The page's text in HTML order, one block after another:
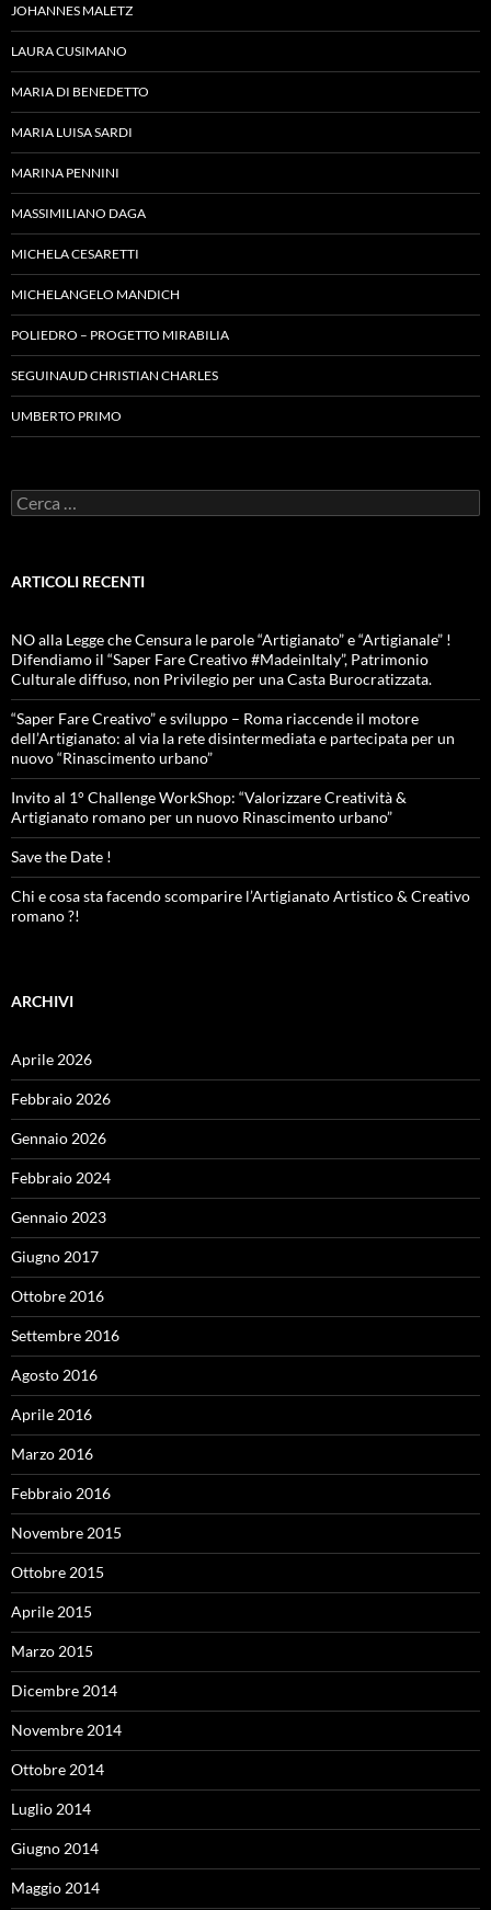
JOHANNES MALETZ
LAURA CUSIMANO
MARIA DI BENEDETTO
MARIA LUISA SARDI
MARINA PENNINI
MASSIMILIANO DAGA
MICHELA CESARETTI
MICHELANGELO MANDICH
POLIEDRO – PROGETTO MIRABILIA
SEGUINAUD CHRISTIAN CHARLES
UMBERTO PRIMO
Ricerca
per:
ARTICOLI RECENTI
NO alla Legge che Censura le parole “Artigianato” e “Artigianale” !
Difendiamo il “Saper Fare Creativo #MadeinItaly”, Patrimonio
Culturale diffuso, non Privilegio per una Casta Burocratizzata.
“Saper Fare Creativo” e sviluppo – Roma riaccende il motore
dell’Artigianato: al via la rete disintermediata e partecipata per un
nuovo “Rinascimento urbano”
Invito al 1° Challenge WorkShop: “Valorizzare Creatività &
Artigianato romano per un nuovo Rinascimento urbano”
Save the Date !
Chi e cosa sta facendo scomparire l’Artigianato Artistico & Creativo
romano ?!
ARCHIVI
Aprile 2026
Febbraio 2026
Gennaio 2026
Febbraio 2024
Gennaio 2023
Giugno 2017
Ottobre 2016
Settembre 2016
Agosto 2016
Aprile 2016
Marzo 2016
Febbraio 2016
Novembre 2015
Ottobre 2015
Aprile 2015
Marzo 2015
Dicembre 2014
Novembre 2014
Ottobre 2014
Luglio 2014
Giugno 2014
Maggio 2014